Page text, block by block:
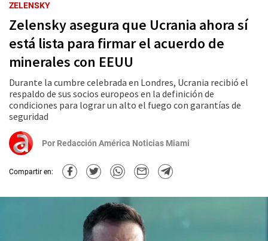
ZELENSKY
Zelensky asegura que Ucrania ahora sí
está lista para firmar el acuerdo de
minerales con EEUU
Durante la cumbre celebrada en Londres, Ucrania recibió el
respaldo de sus socios europeos en la definición de
condiciones para lograr un alto el fuego con garantías de
seguridad
Por Redacción América Noticias Miami
Compartir en: